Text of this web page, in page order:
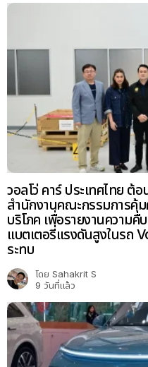
วอลโว่ คาร์ ประเทศไทย ต้
สำนักงานคณะกรรมการคุ้
บริโภค เพื่อรายงานความคื
แบตเตอรี่แรงดันสูงในรถ
ระทบ
โดย Sahakrit S
9 วันที่แล้ว